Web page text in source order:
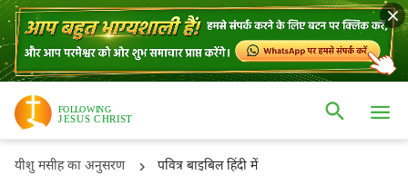
यीशु मसीह का अनुसरण पवित्र बाइबिल हिंदी में
ओल्ड टैस्टमैंट नई टैस्टमैंट
उत्पत्ति निर्गमन